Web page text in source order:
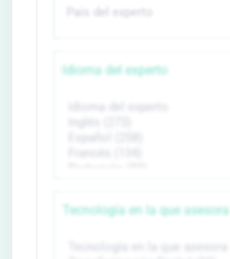
Idioma del experto
Tecnología en la que asesora